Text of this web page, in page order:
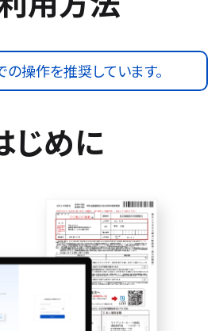
操作を推奨しています。
じめに